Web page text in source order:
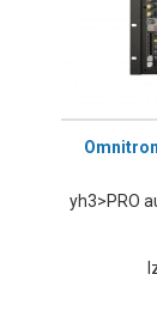
yh3>PRO